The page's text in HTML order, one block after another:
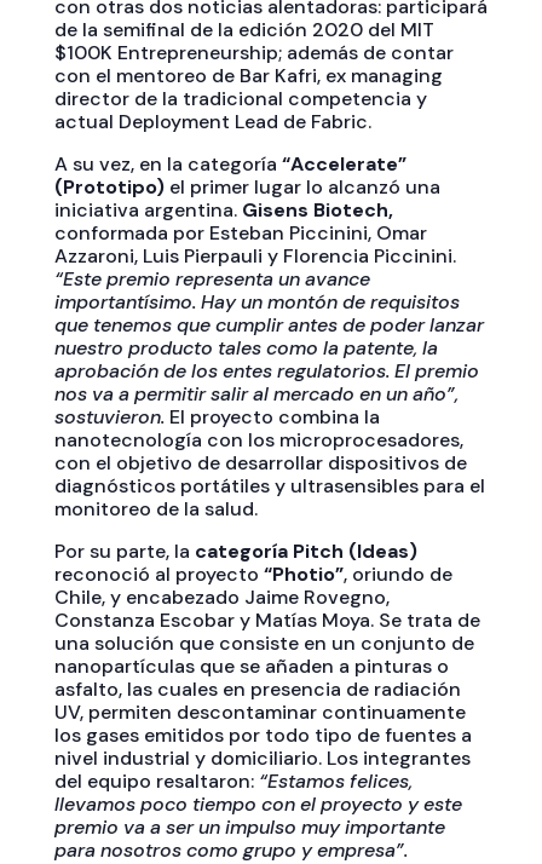
con otras dos noticias alentadoras: participará
de la semifinal de la edición 2020 del MIT
$100K Entrepreneurship; además de contar
con el mentoreo de Bar Kafri, ex managing
director de la tradicional competencia y
actual Deployment Lead de Fabric.
A su vez, en la categoría “Accelerate”
(Prototipo)el primer lugar lo alcanzó una
iniciativa argentina. Gisens Biotech,
conformada por Esteban Piccinini, Omar
Azzaroni, Luis Pierpauli y Florencia Piccinini.
“Este premio representa un avance
importantísimo. Hay un montón de requisitos
que tenemos que cumplir antes de poder lanzar
nuestro producto tales como la patente, la
aprobación de los entes regulatorios. El premio
nos va a permitir salir al mercado en un año”,
sostuvieron. El proyecto combina la
nanotecnología con los microprocesadores,
con el objetivo de desarrollar dispositivos de
diagnósticos portátiles y ultrasensibles para el
monitoreo de la salud.
Por su parte, la categoría Pitch (Ideas)
reconoció al proyecto “Photio”, oriundo de
Chile, y encabezado Jaime Rovegno,
Constanza Escobar y Matías Moya. Se trata de
una solución que consiste en un conjunto de
nanopartículas que se añaden a pinturas o
asfalto, las cuales en presencia de radiación
UV, permiten descontaminar continuamente
los gases emitidos por todo tipo de fuentes a
nivel industrial y domiciliario. Los integrantes
del equipo resaltaron: “Estamos felices,
llevamos poco tiempo con el proyecto y este
premio va a ser un impulso muy importante
para nosotros como grupo y empresa”.